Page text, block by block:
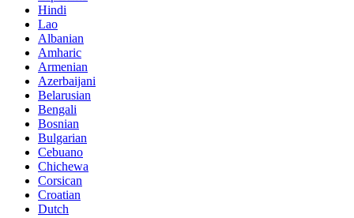
Hindi
Lao
Albanian
Amharic
Armenian
Azerbaijani
Belarusian
Bengali
Bosnian
Bulgarian
Cebuano
Chichewa
Corsican
Croatian
Dutch